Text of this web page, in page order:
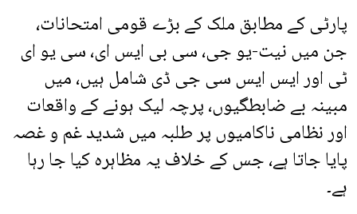
پارٹی کے مطابق ملک کے بڑے قومی امتحانات،
جن میں نیت-یو جی، سی بی ایس ای، سی یو ای
ٹی اور ایس ایس سی جی ڈی شامل ہیں، میں
مبینہ بے ضابطگیوں، پرچہ لیک ہونے کے واقعات
اور نظامی ناکامیوں پر طلبہ میں شدید غم و غصہ
پایا جاتا ہے، جس کے خلاف یہ مظاہرہ کیا جا رہا
ہے۔